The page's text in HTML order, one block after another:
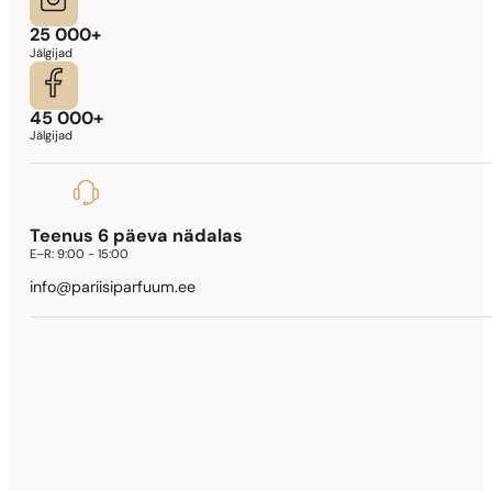
25 000+
Jälgijad
45 000+
Jälgijad
Teenus 6 päeva nädalas
E–R:9:00 - 15:00
info@pariisiparfuum.ee